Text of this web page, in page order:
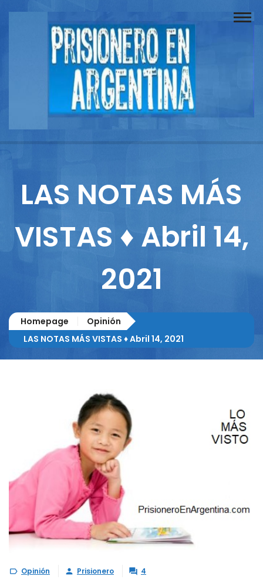
Buscador
Documentos
Reportajes
Columnistas
LAS NOTAS MÁS
VISTAS ♦ Abril 14,
2021
Homepage
Opinión
LAS NOTAS MÁS VISTAS ♦ Abril 14, 2021
 Opinión  Prisionero  4